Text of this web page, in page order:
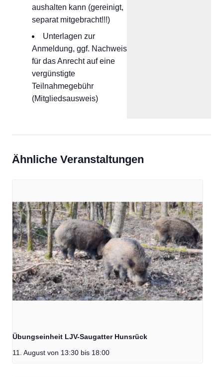
aushalten kann (gereinigt,
separat mitgebracht!!!)
Unterlagen zur
Anmeldung, ggf. Nachweis
für das Anrecht auf eine
vergünstigte
Teilnahmegebühr
(Mitgliedsausweis)
Ähnliche Veranstaltungen
Übungseinheit LJV-Saugatter Hunsrück
11. August von 13:30 bis 18:00